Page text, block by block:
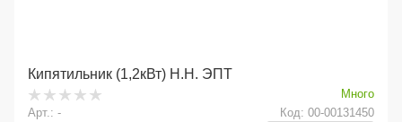
Кипятильник (1,2кВт) Н.Н. ЭПТ
Много
Арт.: -
Код: 00-00131450